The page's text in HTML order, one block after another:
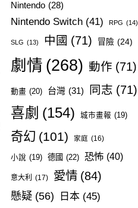
Nintendo (28)
Nintendo Switch (41) RPG (14)
SLG (13) 中國 (71) 冒險 (24)
劇情 (268) 動作 (71)
動畫 (20) 台灣 (31) 同志 (71)
喜劇 (154) 城市畫報 (19)
奇幻 (101) 家庭 (16)
小說 (19) 德國 (22) 恐怖 (40)
意大利 (17) 愛情 (84)
懸疑 (56) 日本 (45)